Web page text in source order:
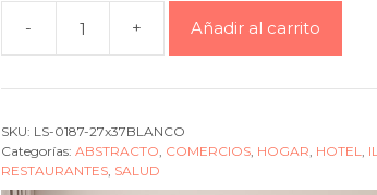
-
abstract
Figure
2
cantidad
+ Añadir al carrito
SKU: LS-0187-27x37BLANCO
Categorías: ABSTRACTO, COMERCIOS, HOGAR, HOTEL,
RESTAURANTES, SALUD